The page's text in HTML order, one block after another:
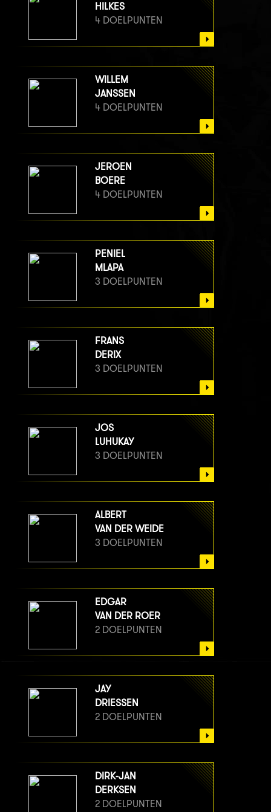
HILKES
4 DOELPUNTEN
WILLEM
JANSSEN
4 DOELPUNTEN
JEROEN
BOERE
4 DOELPUNTEN
PENIEL
MLAPA
3 DOELPUNTEN
FRANS
DERIX
3 DOELPUNTEN
JOS
LUHUKAY
3 DOELPUNTEN
ALBERT
VAN DER WEIDE
3 DOELPUNTEN
EDGAR
VAN DER ROER
2 DOELPUNTEN
JAY
DRIESSEN
2 DOELPUNTEN
DIRK-JAN
DERKSEN
2 DOELPUNTEN